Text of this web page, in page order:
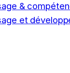
&
et